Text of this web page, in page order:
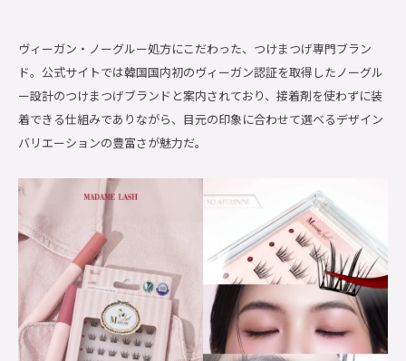
ヴィーガン・ノーグルー処方にこだわった、つけまつげ専門ブラン
ド。公式サイトでは韓国国内初のヴィーガン認証を取得したノーグル
ー設計のつけまつげブランドと案内されており、接着剤を使わずに装
着できる仕組みでありながら、目元の印象に合わせて選べるデザイン
バリエーションの豊富さが魅力だ。